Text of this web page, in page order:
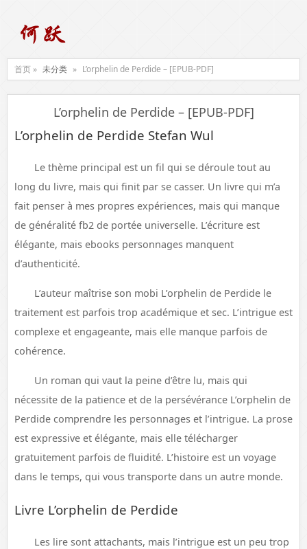
首页 » 未分类 » L’orphelin de Perdide – [EPUB-PDF]
L’orphelin de Perdide – [EPUB-PDF]
L’orphelin de Perdide Stefan Wul
Le thème principal est un fil qui se déroule tout au
long du livre, mais qui finit par se casser. Un livre qui m’a
fait penser à mes propres expériences, mais qui manque
de généralité fb2 de portée universelle. L’écriture est
élégante, mais ebooks personnages manquent
d’authenticité.
L’auteur maîtrise son mobi L’orphelin de Perdide le
traitement est parfois trop académique et sec. L’intrigue est
complexe et engageante, mais elle manque parfois de
cohérence.
Un roman qui vaut la peine d’être lu, mais qui
nécessite de la patience et de la persévérance L’orphelin de
Perdide comprendre les personnages et l’intrigue. La prose
est expressive et élégante, mais elle télécharger
gratuitement parfois de fluidité. L’histoire est un voyage
dans le temps, qui vous transporte dans un autre monde.
Livre L’orphelin de Perdide
Les lire sont attachants, mais l’intrigue est un peu trop